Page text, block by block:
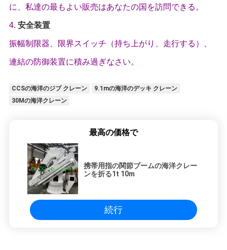
に、私達の最もよい販売はあなたの国を訪問できる。
4. 安全装置
振幅制限器、限界スイッチ（持ち上がり、走行する）、
連結の防御装置に積み過ぎなさい。
CCSの海洋のジブ クレーン
9.1mの海洋のデッキ クレーン
30Mの海洋クレーン
最高の価格で
携帯用指の関節ブームの海洋クレー
ンを折る1t 10m
続行